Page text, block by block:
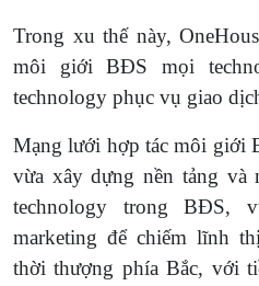
Trong xu thế này,
môi giới BĐS mọi
technology phục vụ giao
Mạng lưới hợp tác môi giới
vừa xây dựng nền tảng và
technology trong BĐS,
marketing để chiếm lĩnh
thời thượng phía Bắc, với